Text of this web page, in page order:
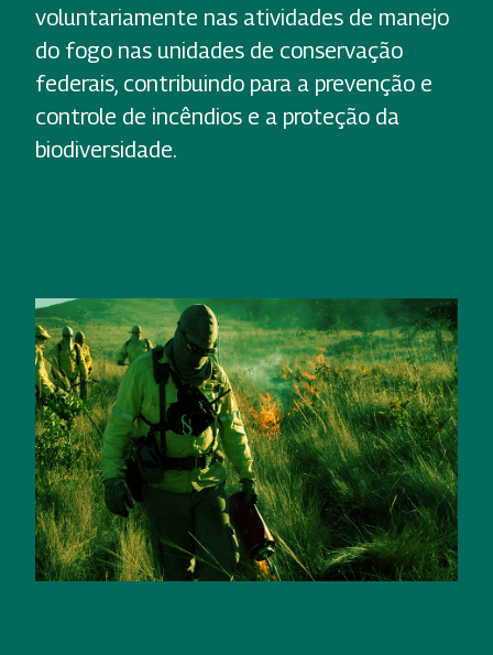
voluntariamente nas atividades de manejo
do fogo nas unidades de conservação
federais, contribuindo para a prevenção e
controle de incêndios e a proteção da
biodiversidade.